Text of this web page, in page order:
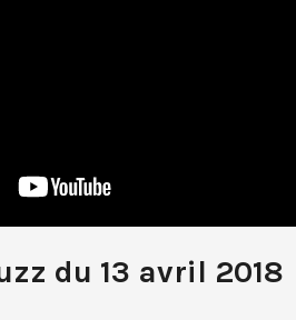
du 13 avril 2018